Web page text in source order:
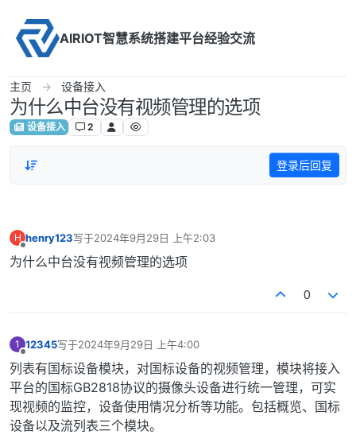
AIRIOT智慧系统搭建平台经验交流
主页 设备接入
为什么中台没有视频管理的选项
设备接入 2
登录后回复
H
离线
henry123写于2024年9月29日 上午2:03
最后由 编辑
为什么中台没有视频管理的选项
0
1
离线
12345写于2024年9月29日 上午4:00
最后由 编辑
列表有国标设备模块，对国标设备的视频管理，模块将接入
平台的国标GB2818协议的摄像头设备进行统一管理，可实
现视频的监控，设备使用情况分析等功能。包括概览、国标
设备以及流列表三个模块。